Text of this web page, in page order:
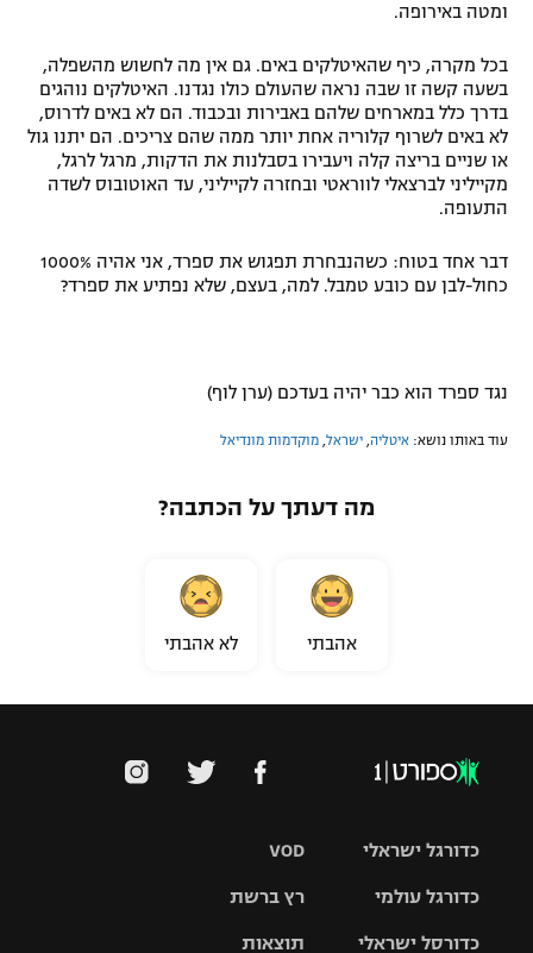
ומטה באירופה.
בכל מקרה, כיף שהאיטלקים באים. גם אין מה לחשוש מהשפלה,
בשעה קשה זו שבה נראה שהעולם כולו נגדנו. האיטלקים נוהגים
בדרך כלל במארחים שלהם באבירות ובכבוד. הם לא באים לדרוס,
לא באים לשרוף קלוריה אחת יותר ממה שהם צריכים. הם יתנו גול
או שניים בריצה קלה ויעבירו בסבלנות את הדקות, מרגל לרגל,
מקייליני לברצאלי לווראטי ובחזרה לקייליני, עד האוטובוס לשדה
התעופה.
דבר אחד בטוח: כשהנבחרת תפגוש את ספרד, אני אהיה 1000%
כחול-לבן עם כובע טמבל. למה, בעצם, שלא נפתיע את ספרד?
נגד ספרד הוא כבר יהיה בעדכם (ערן לוף)
עוד באותו נושא: איטליה, ישראל, מוקדמות מונדיאל
מה דעתך על הכתבה?
אהבתי לא אהבתי
VOD
רץ ברשת
תוצאות
כדורגל ישראלי
כדורגל עולמי
כדורסל ישראלי